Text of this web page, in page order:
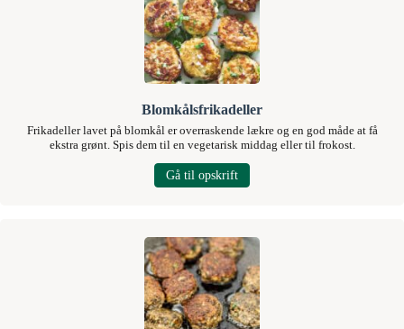
Blomkålsfrikadeller
Frikadeller lavet på blomkål er overraskende lækre og en god måde at få
ekstra grønt. Spis dem til en vegetarisk middag eller til frokost.
Gå til opskrift